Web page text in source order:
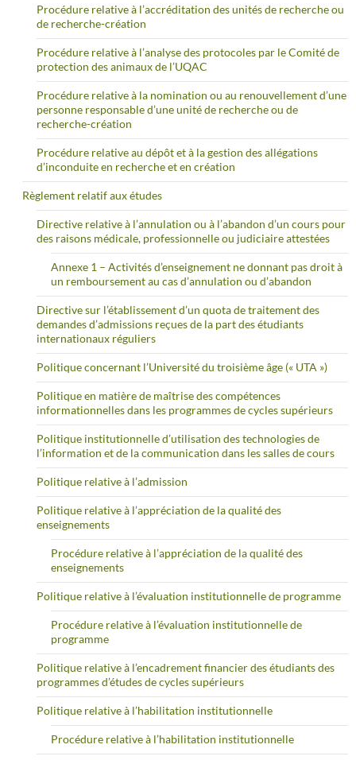
Procédure relative à l’accréditation des unités de recherche ou
de recherche-création
Procédure relative à l’analyse des protocoles par le Comité de
protection des animaux de l’UQAC
Procédure relative à la nomination ou au renouvellement d’une
personne responsable d’une unité de recherche ou de
recherche-création
Procédure relative au dépôt et à la gestion des allégations
d’inconduite en recherche et en création
Règlement relatif aux études
Directive relative à l’annulation ou à l’abandon d’un cours pour
des raisons médicale, professionnelle ou judiciaire attestées
Annexe 1 – Activités d’enseignement ne donnant pas droit à
un remboursement au cas d’annulation ou d’abandon
Directive sur l’établissement d’un quota de traitement des
demandes d’admissions reçues de la part des étudiants
internationaux réguliers
Politique concernant l’Université du troisième âge (« UTA »)
Politique en matière de maîtrise des compétences
informationnelles dans les programmes de cycles supérieurs
Politique institutionnelle d’utilisation des technologies de
l’information et de la communication dans les salles de cours
Politique relative à l’admission
Politique relative à l’appréciation de la qualité des
enseignements
Procédure relative à l’appréciation de la qualité des
enseignements
Politique relative à l’évaluation institutionnelle de programme
Procédure relative à l’évaluation institutionnelle de
programme
Politique relative à l’encadrement financier des étudiants des
programmes d’études de cycles supérieurs
Politique relative à l’habilitation institutionnelle
Procédure relative à l’habilitation institutionnelle